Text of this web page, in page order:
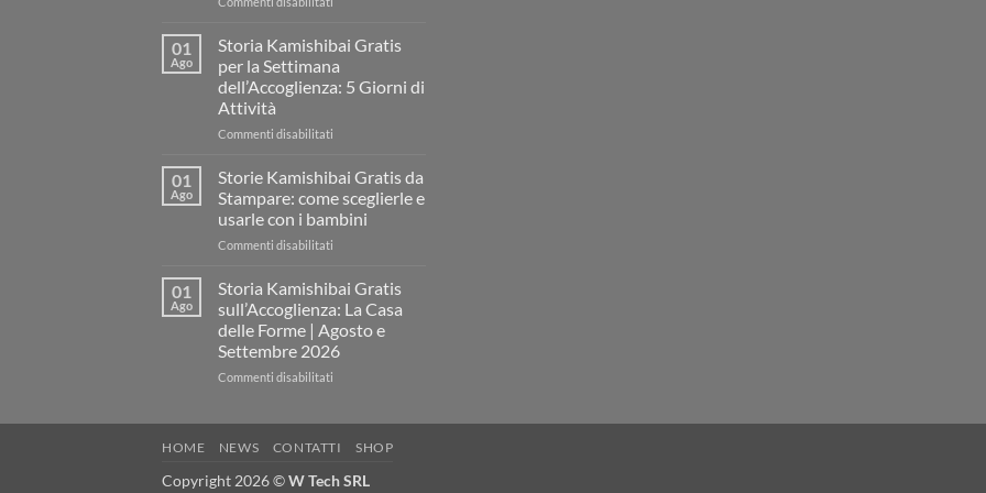
Kamishibai
gratis
sull’Accoglienza:
come
senza
fare
una
01
Ago
Storia Kamishibai Gratis
per la Settimana
dell’Accoglienza: 5 Giorni di
Attività
Commenti disabilitati
Kamishibai
Gratis
per
la
di
Attività
01
Ago
Storie Kamishibai Gratis da
Stampare: come sceglierle e
usarle con i bambini
Commenti disabilitati
Kamishibai
Gratis
da
Stampare:
come
i
01
Ago
Storia Kamishibai Gratis
sull’Accoglienza: La Casa
delle Forme | Agosto e
Settembre 2026
Commenti disabilitati
sull’Accoglienza:
Casa
HOME NEWS CONTATTI SHOP
Copyright 2026 ©W Tech SRL